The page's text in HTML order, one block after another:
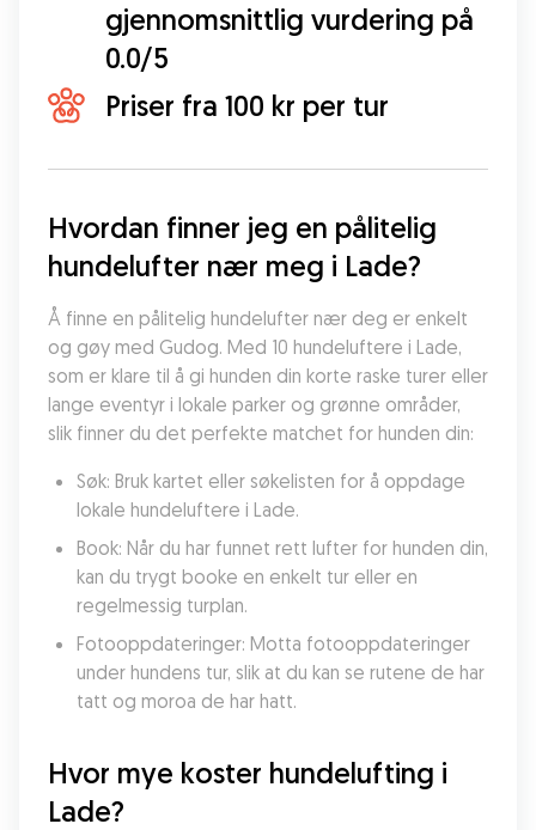
gjennomsnittlig vurdering på
0.0/5
Priser fra 100 kr per tur
Hvordan finner jeg en pålitelig
hundelufter nær meg i Lade?
Å finne en pålitelig hundelufter nær deg er enkelt
og gøy med Gudog. Med 10 hundeluftere i Lade,
som er klare til å gi hunden din korte raske turer eller
lange eventyr i lokale parker og grønne områder,
slik finner du det perfekte matchet for hunden din:
Søk: Bruk kartet eller søkelisten for å oppdage
lokale hundeluftere i Lade.
Book: Når du har funnet rett lufter for hunden din,
kan du trygt booke en enkelt tur eller en
regelmessig turplan.
Fotooppdateringer: Motta fotooppdateringer
under hundens tur, slik at du kan se rutene de har
tatt og moroa de har hatt.
Hvor mye koster hundelufting i
Lade?